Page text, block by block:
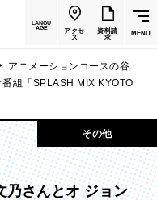
LANGU
AGE
アクセ
ス
資料請
求
MENU
アニメーションコースの谷
組「SPLASH MIX KYOTO
その他
乃さんとオ ジョン